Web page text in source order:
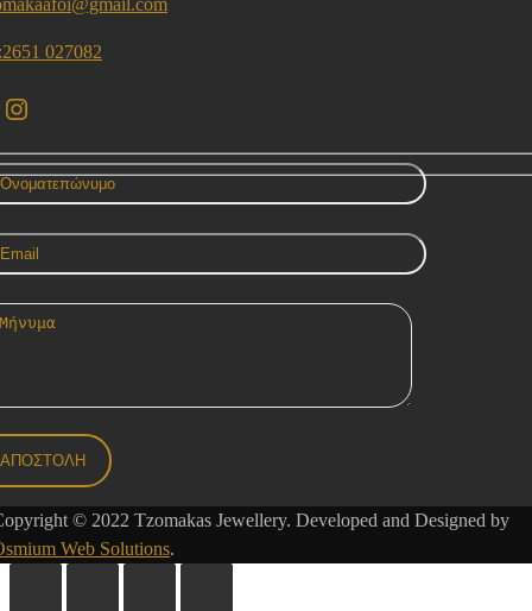
027082
Instagram
© 2022 Tzomakas Jewellery. Developed and Designed by
Web Solutions.